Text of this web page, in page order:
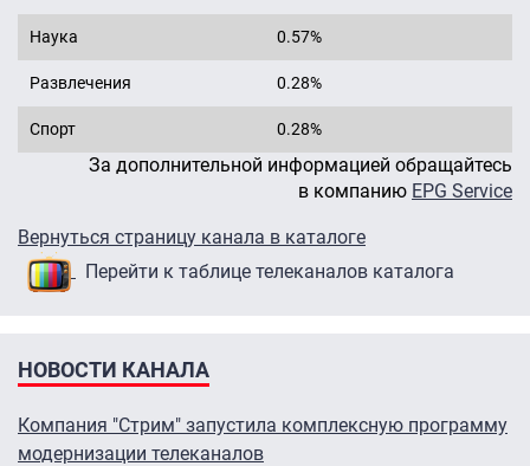
Наука 0.57%
Развлечения 0.28%
Спорт 0.28%
За дополнительной информацией обращайтесь
в компанию EPG Service
Вернуться страницу канала в каталоге
Перейти к таблице телеканалов каталога
НОВОСТИ КАНАЛА
Компания "Стрим" запустила комплексную программу
модернизации телеканалов